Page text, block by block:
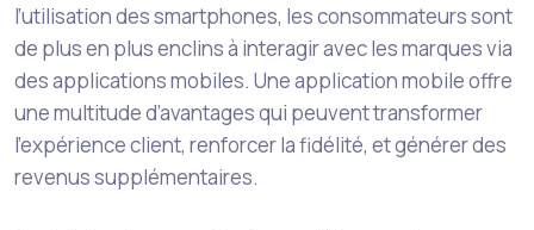
l’utilisation des smartphones, les consommateurs sont
de plus en plus enclins à interagir avec les marques via
des applications mobiles. Une application mobile offre
une multitude d’avantages qui peuvent transformer
l’expérience client, renforcer la fidélité, et générer des
revenus supplémentaires.